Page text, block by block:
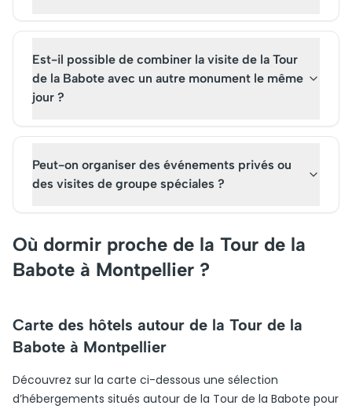
Est-il possible de combiner la visite de la Tour
de la Babote avec un autre monument le même
jour ?
Peut-on organiser des événements privés ou
des visites de groupe spéciales ?
Où dormir proche de la Tour de la
Babote à Montpellier ?
Carte des hôtels autour de la Tour de la
Babote à Montpellier
Découvrez sur la carte ci-dessous une sélection
d’hébergements situés autour de la Tour de la Babote pour